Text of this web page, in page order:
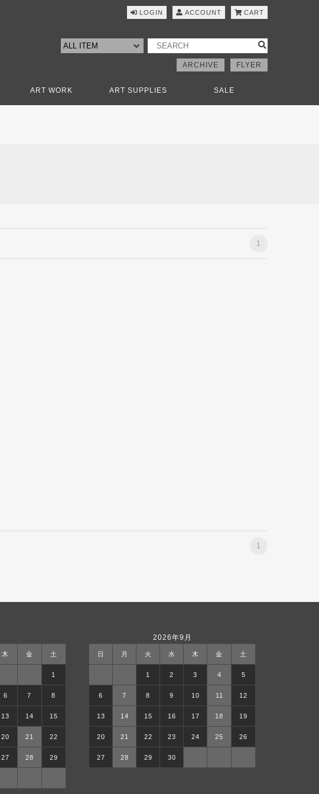
LOGIN ACCOUNT CART
ARCHIVE FLYER
ART WORK ART SUPPLIES SALE
1
1
木 金 土
1
6 7 8
13 14 15
20 21 22
27 28 29
2026年9月
日 月 火 水 木 金 土
1 2 3 4 5
6 7 8 9 10 11 12
13 14 15 16 17 18 19
20 21 22 23 24 25 26
27 28 29 30